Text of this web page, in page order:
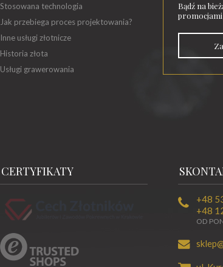
Stosowana technologia
Jak przebiega proces projektowania?
Inne usługi złotnicze
Historia złota
Usługi grawerowania
Bądź na
CERTYFIKATY
+48
+48
OD